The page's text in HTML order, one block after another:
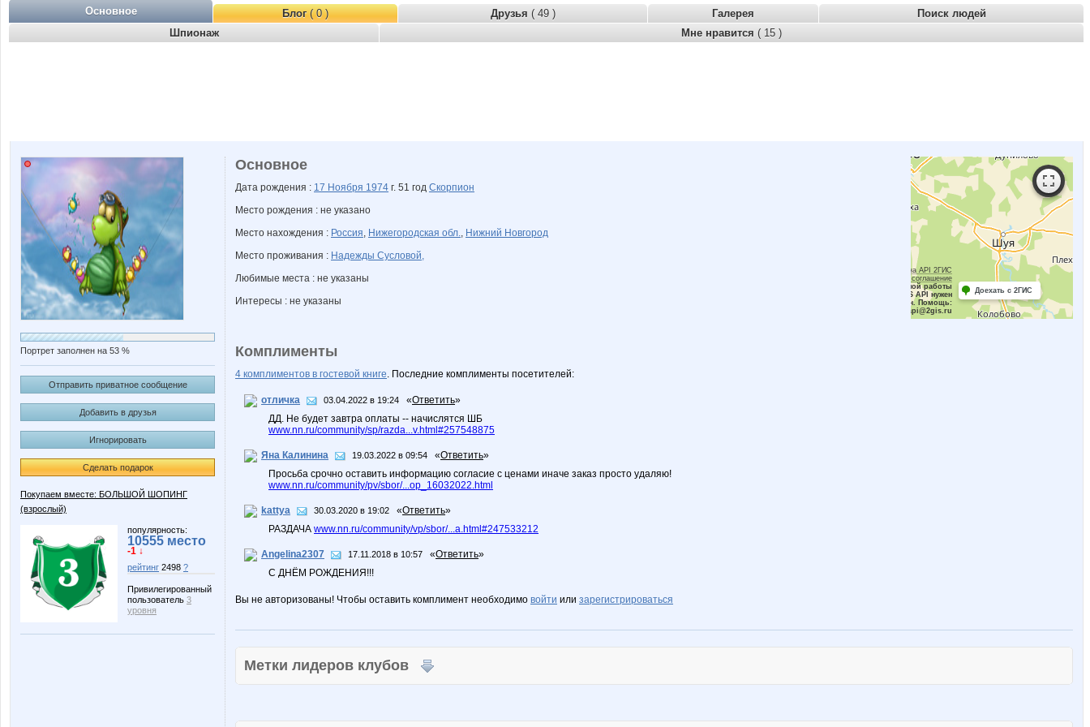
Основное Блог( 0 ) Друзья ( 49 ) Галерея
Поиск людей
Шпионаж
Мне нравится ( 15 )
Портрет заполнен на 53 %
Отправить приватное сообщение
Добавить в друзья
Игнорировать
Сделать подарок
Покупаем вместе: БОЛЬШОЙ ШОПИНГ
(взрослый)
популярность:
10555 место
-1 ↓
рейтинг 2498 ?
Привилегированный
пользователь 3
уровня
Работает на API 2ГИС
Лицензионное соглашение
Для корректной работы
Raster JS API нужен
ключ. Помощь:
api@2gis.ru
Доехать с 2ГИС
Основное
Дата рождения : 17 Ноября 1974 г. 51 год Скорпион
Место рождения : не указано
Место нахождения : Россия, Нижегородская обл., Нижний Новгород
Место проживания : Надежды Сусловой,
Любимые места : не указаны
Интересы : не указаны
Комплименты
4 комплиментов в гостевой книге. Последние комплименты посетителей:
отличка 03.04.2022 в 19:24 «Ответить»
ДД. Не будет завтра оплаты -- начислятся ШБ
www.nn.ru/community/sp/razda...v.html#257548875
Яна Калинина 19.03.2022 в 09:54 «Ответить»
Просьба срочно оставить информацию согласие с ценами иначе заказ просто удаляю!
www.nn.ru/community/pv/sbor/...op_16032022.html
kattya 30.03.2020 в 19:02 «Ответить»
РАЗДАЧА www.nn.ru/community/vp/sbor/...a.html#247533212
Angelina2307 17.11.2018 в 10:57 «Ответить»
С ДНЁМ РОЖДЕНИЯ!!!
Вы не авторизованы! Чтобы оставить комплимент необходимо войти или зарегистрироваться
Метки лидеров клубов